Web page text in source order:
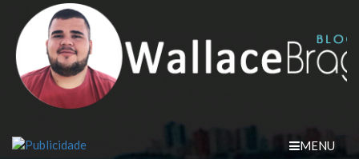
content
MENU